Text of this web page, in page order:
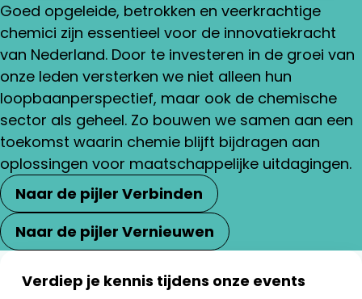
Goed opgeleide, betrokken en veerkrachtige
chemici zijn essentieel voor de innovatiekracht
van Nederland. Door te investeren in de groei van
onze leden versterken we niet alleen hun
loopbaanperspectief, maar ook de chemische
sector als geheel. Zo bouwen we samen aan een
toekomst waarin chemie blijft bijdragen aan
oplossingen voor maatschappelijke uitdagingen.
Naar de pijler Verbinden
Naar de pijler Vernieuwen
Verdiep je kennis tijdens onze events